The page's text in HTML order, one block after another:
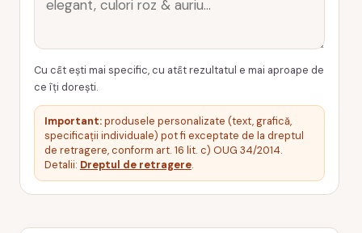
Cu cât ești mai specific, cu atât rezultatul e mai aproape de
ce îți dorești.
Important:produsele personalizate (text, grafică,
specificații individuale) pot fi exceptate de la dreptul
de retragere, conform art. 16 lit. c) OUG 34/2014.
Detalii: Dreptul de retragere.